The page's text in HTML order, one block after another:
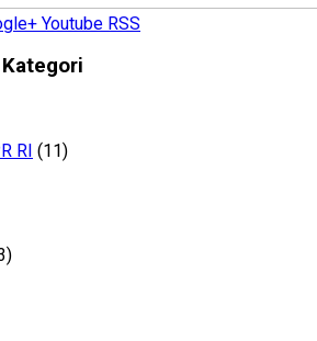
Youtube RSS
RI (11)